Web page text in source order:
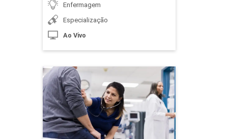
Suporte Básico e Suporte Avançado
de Vida
10h
Enfermagem
Especialização
Ao Vivo
Especialização em
Assistência de
Enfermagem em Pronto
Atendimento
Detalhes do curso